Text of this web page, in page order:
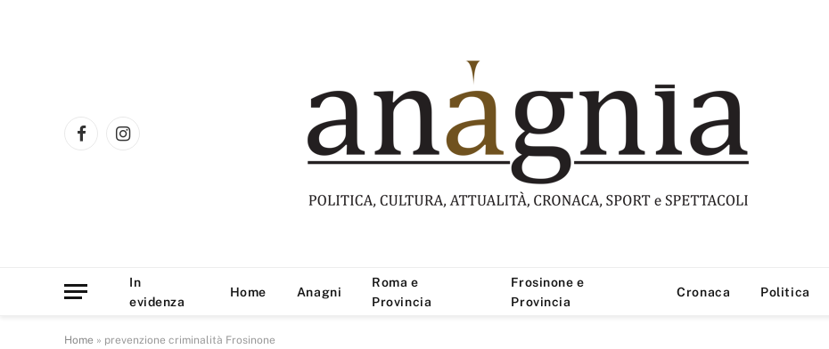
FacebookInstagram
In
evidenza
Home Anagni
Roma e
Provincia
Frosinone e
Provincia
Cronaca Politica
Home » prevenzione criminalità Frosinone